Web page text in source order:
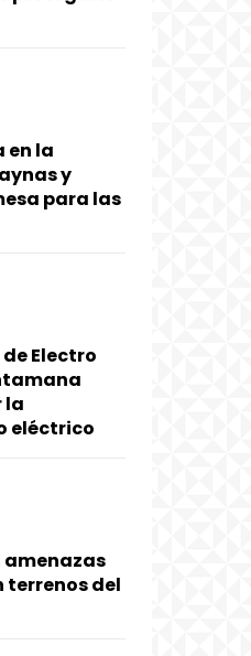
en la
y
para las
Electro
la
eléctrico
terrenos del